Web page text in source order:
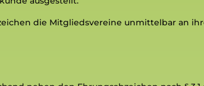
die Mitgliedsvereine unmittelbar an